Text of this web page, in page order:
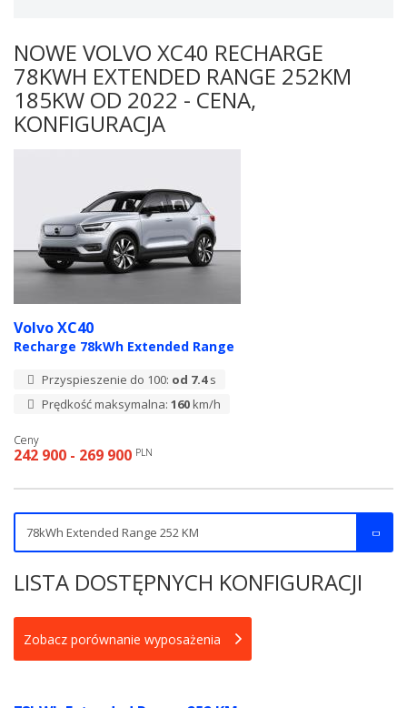
NOWE VOLVO XC40 RECHARGE
78KWH EXTENDED RANGE 252KM
185KW OD 2022 - CENA,
KONFIGURACJA
Volvo XC40
Recharge 78kWh Extended Range
Przyspieszenie do 100: od 7.4s
Prędkość maksymalna:160 km/h
Ceny
242 900 - 269 900 PLN
LISTA DOSTĘPNYCH KONFIGURACJI
Zobacz porównanie wyposażenia